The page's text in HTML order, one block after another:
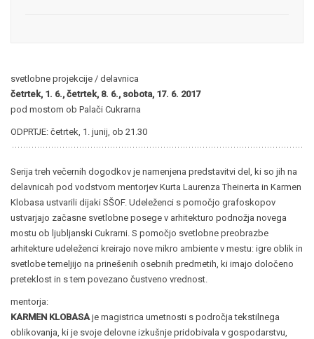
svetlobne projekcije / delavnica
četrtek, 1. 6., četrtek, 8. 6., sobota, 17. 6. 2017
pod mostom ob Palači Cukrarna
ODPRTJE: četrtek, 1. junij, ob 21.30
Serija treh večernih dogodkov je namenjena predstavitvi del, ki so jih na
delavnicah pod vodstvom mentorjev Kurta Laurenza Theinerta in Karmen
Klobasa ustvarili dijaki SŠOF. Udeleženci s pomočjo grafoskopov
ustvarjajo začasne svetlobne posege v arhitekturo podnožja novega
mostu ob ljubljanski Cukrarni. S pomočjo svetlobne preobrazbe
arhitekture udeleženci kreirajo nove mikro ambiente v mestu: igre oblik in
svetlobe temeljijo na prinešenih osebnih predmetih, ki imajo določeno
preteklost in s tem povezano čustveno vrednost.
mentorja:
KARMEN KLOBASA je magistrica umetnosti s področja tekstilnega
oblikovanja, ki je svoje delovne izkušnje pridobivala v gospodarstvu,